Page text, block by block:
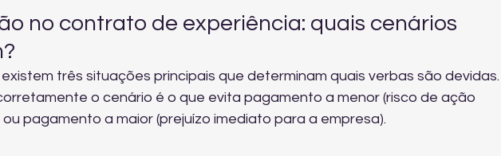
no contrato de experiência: quais cenários
três situações principais que determinam quais verbas são devidas.
o cenário é o que evita pagamento a menor (risco de ação
pagamento a maior (prejuízo imediato para a empresa).